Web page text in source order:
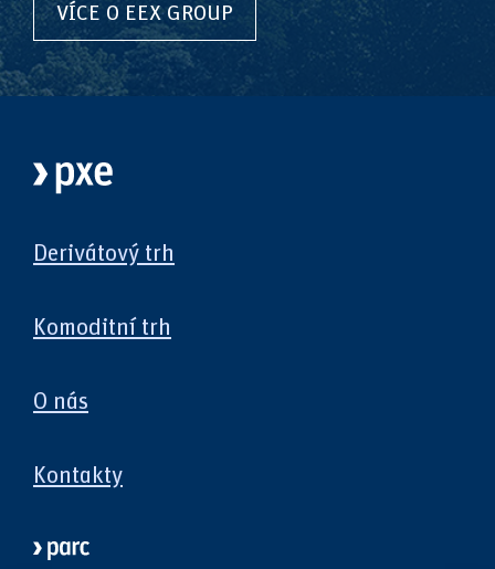
VÍCE O EEX GROUP
Derivátový trh
Komoditní trh
O nás
Kontakty